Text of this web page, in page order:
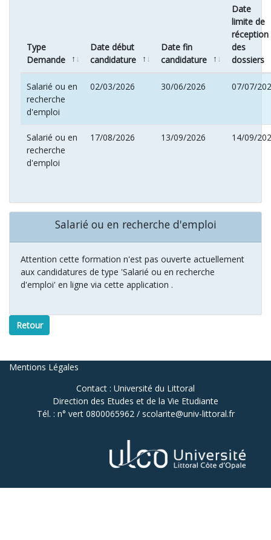
Type
Demande
Date début
candidature
Date fin
candidature
Date
limite de
réception
des
dossiers
Salarié ou en
recherche
d'emploi
02/03/2026 30/06/2026 07/07/
Salarié ou en
recherche
d'emploi
17/08/2026 13/09/2026 14/09/
Salarié ou en recherche d'emploi
Attention cette formation n'est pas ouverte actuellement
aux candidatures de type 'Salarié ou en recherche
d'emploi' en ligne via cette application .
Retour
Mentions Légales
Contact : Université du Littoral
Direction des Etudes et de la Vie Etudiante
Tél. : n° vert 0800065962 / scolarite@univ-littoral.fr